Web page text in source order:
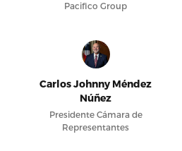
Pacifico Group
Carlos Johnny Méndez
Núñez
Presidente Cámara de
Representantes